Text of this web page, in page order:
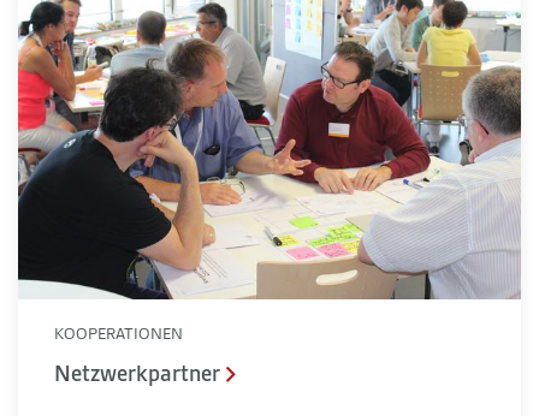
KOOPERATIONEN
Netzwerkpartner